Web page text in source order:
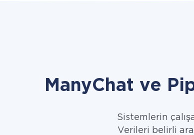
ManyChat ve
Sistemlerin
Verileri belirli